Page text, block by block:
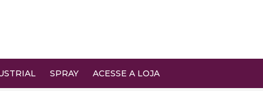
SPRAY ACESSE A LOJA